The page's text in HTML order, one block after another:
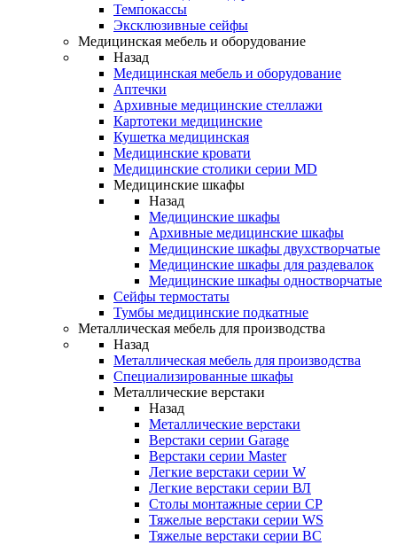
Темпокассы
Эксклюзивные сейфы
Медицинская мебель и оборудование
Назад
Медицинская мебель и оборудование
Аптечки
Архивные медицинские стеллажи
Картотеки медицинские
Кушетка медицинская
Медицинские кровати
Медицинские столики серии MD
Медицинские шкафы
Назад
Медицинские шкафы
Архивные медицинские шкафы
Медицинские шкафы двухстворчатые
Медицинские шкафы для раздевалок
Медицинские шкафы одностворчатые
Сейфы термостаты
Тумбы медицинские подкатные
Металлическая мебель для производства
Назад
Металлическая мебель для производства
Cпециализированные шкафы
Металлические верстаки
Назад
Металлические верстаки
Верстаки серии Garage
Верстаки серии Master
Легкие верстаки серии W
Легкие верстаки серии ВЛ
Столы монтажные серии СР
Тяжелые верстаки серии WS
Тяжелые верстаки серии ВС